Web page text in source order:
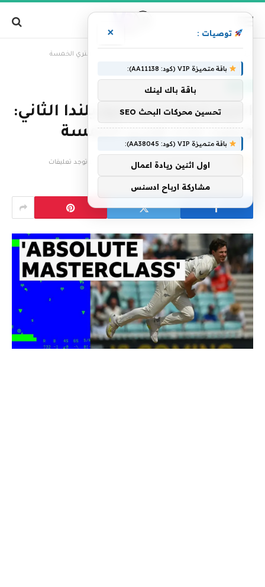
اختبار إنجلترا ضد نيوزيلندا الثاني: ويكيت مات هنري الخمسة
اختبار إنجلترا ضد نيوزيلندا الثاني:
ويكيت مات هنري الخمسة
بواسطة فريق التحرير 21 يونيو، 2026 لا توجد تعليقات
1 دقائق
توصيات : ×
باقة متميزة VIP (كود: AA11138):
باقة باك لينك
تحسين محركات البحث SEO
باقة متميزة VIP (كود: AA38045):
اول اثنين ريادة اعمال
مشاركة ارباح ادسنس